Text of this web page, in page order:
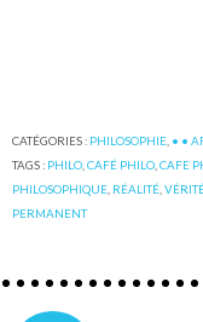
CATÉGORIES : PHILOSOPHIE, • •
TAGS : PHILO,CAFÉ PHILO,CAFE
PHILOSOPHIQUE, RÉALITÉ,
PERMANENT